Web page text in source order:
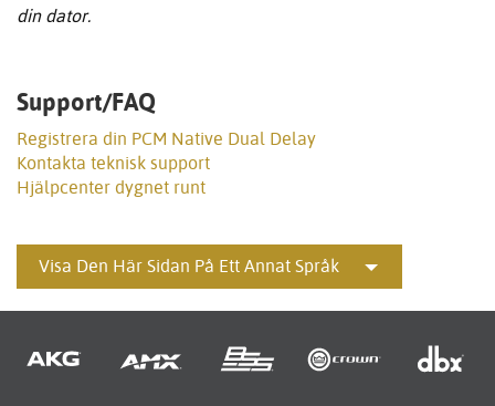
din dator.
Support/FAQ
Registrera din PCM Native Dual Delay
Kontakta teknisk support
Hjälpcenter dygnet runt
Visa Den Här Sidan På Ett Annat Språk